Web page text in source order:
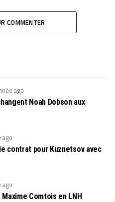
COMMENTER
ago
Noah Dobson aux
ago
contrat pour Kuznetsov avec
ago
Comtois en LNH